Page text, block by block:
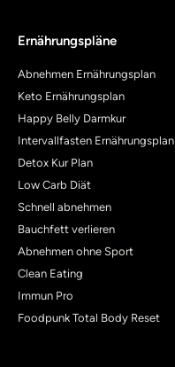
Ernährungspläne
Abnehmen Ernährungsplan
Keto Ernährungsplan
Happy Belly Darmkur
Intervallfasten Ernährungsplan
Detox Kur Plan
Low Carb Diät
Schnell abnehmen
Bauchfett verlieren
Abnehmen ohne Sport
Clean Eating
Immun Pro
Foodpunk Total Body Reset